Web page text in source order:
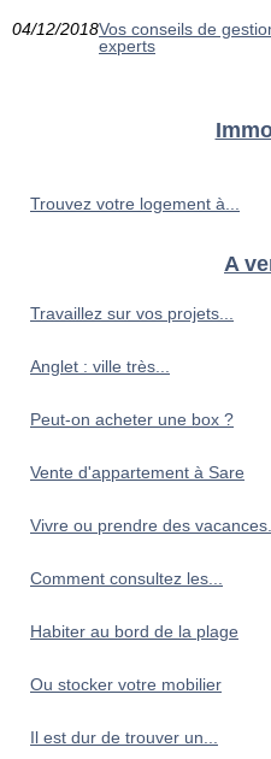
04/12/2018Vos conseils de
experts
Trouvez votre logement à...
A
Travaillez sur vos projets...
Anglet : ville très...
Peut-on acheter une box ?
Vente d'appartement à Sare
Vivre ou prendre des vacances...
Comment consultez les...
Habiter au bord de la plage
Ou stocker votre mobilier
Il est dur de trouver un...